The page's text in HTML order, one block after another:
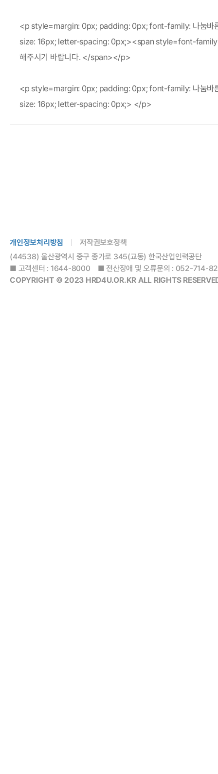
<p style=margin: 0px; padding: 0px; font-family: 나눔바
size: 16px; letter-spacing: 0px;><span style=font-
해주시기 바랍니다. </span></p>
<p style=margin: 0px; padding: 0px; font-family: 나눔바
개인정보처리방침
저작권보호정책
(44538) 울산광역시 중구 종가로 345(교동) 한국산업인력공단
■ 고객센터 : 1644-8000 ■ 전산장애 및 오류문의 : 052-714-
COPYRIGHT © 2023 HRD4U.OR.KR ALL RIGHTS